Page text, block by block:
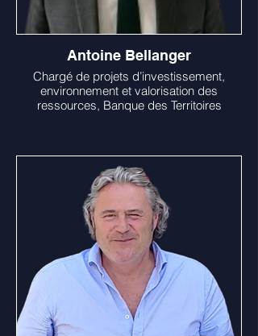
Antoine Bellanger
Chargé de projets d’investissement,
environnement et valorisation des
ressources, Banque des Territoires